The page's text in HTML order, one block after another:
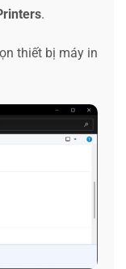
.
thiết bị máy in